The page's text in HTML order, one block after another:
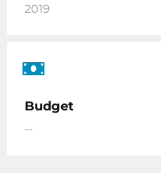
2019
Budget
--